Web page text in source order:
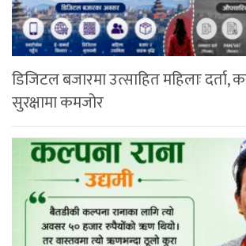
डिजिटल बजारमा उत्साहित महिलाः दर्ता,
सुरक्षामा कमजोर